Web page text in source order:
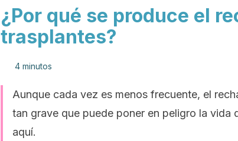
¿Por qué se produce el
trasplantes?
4 minutos
Aunque cada vez es menos frecuente, el
tan grave que puede poner en peligro la vida
aquí.